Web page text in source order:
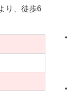
り、徒歩6